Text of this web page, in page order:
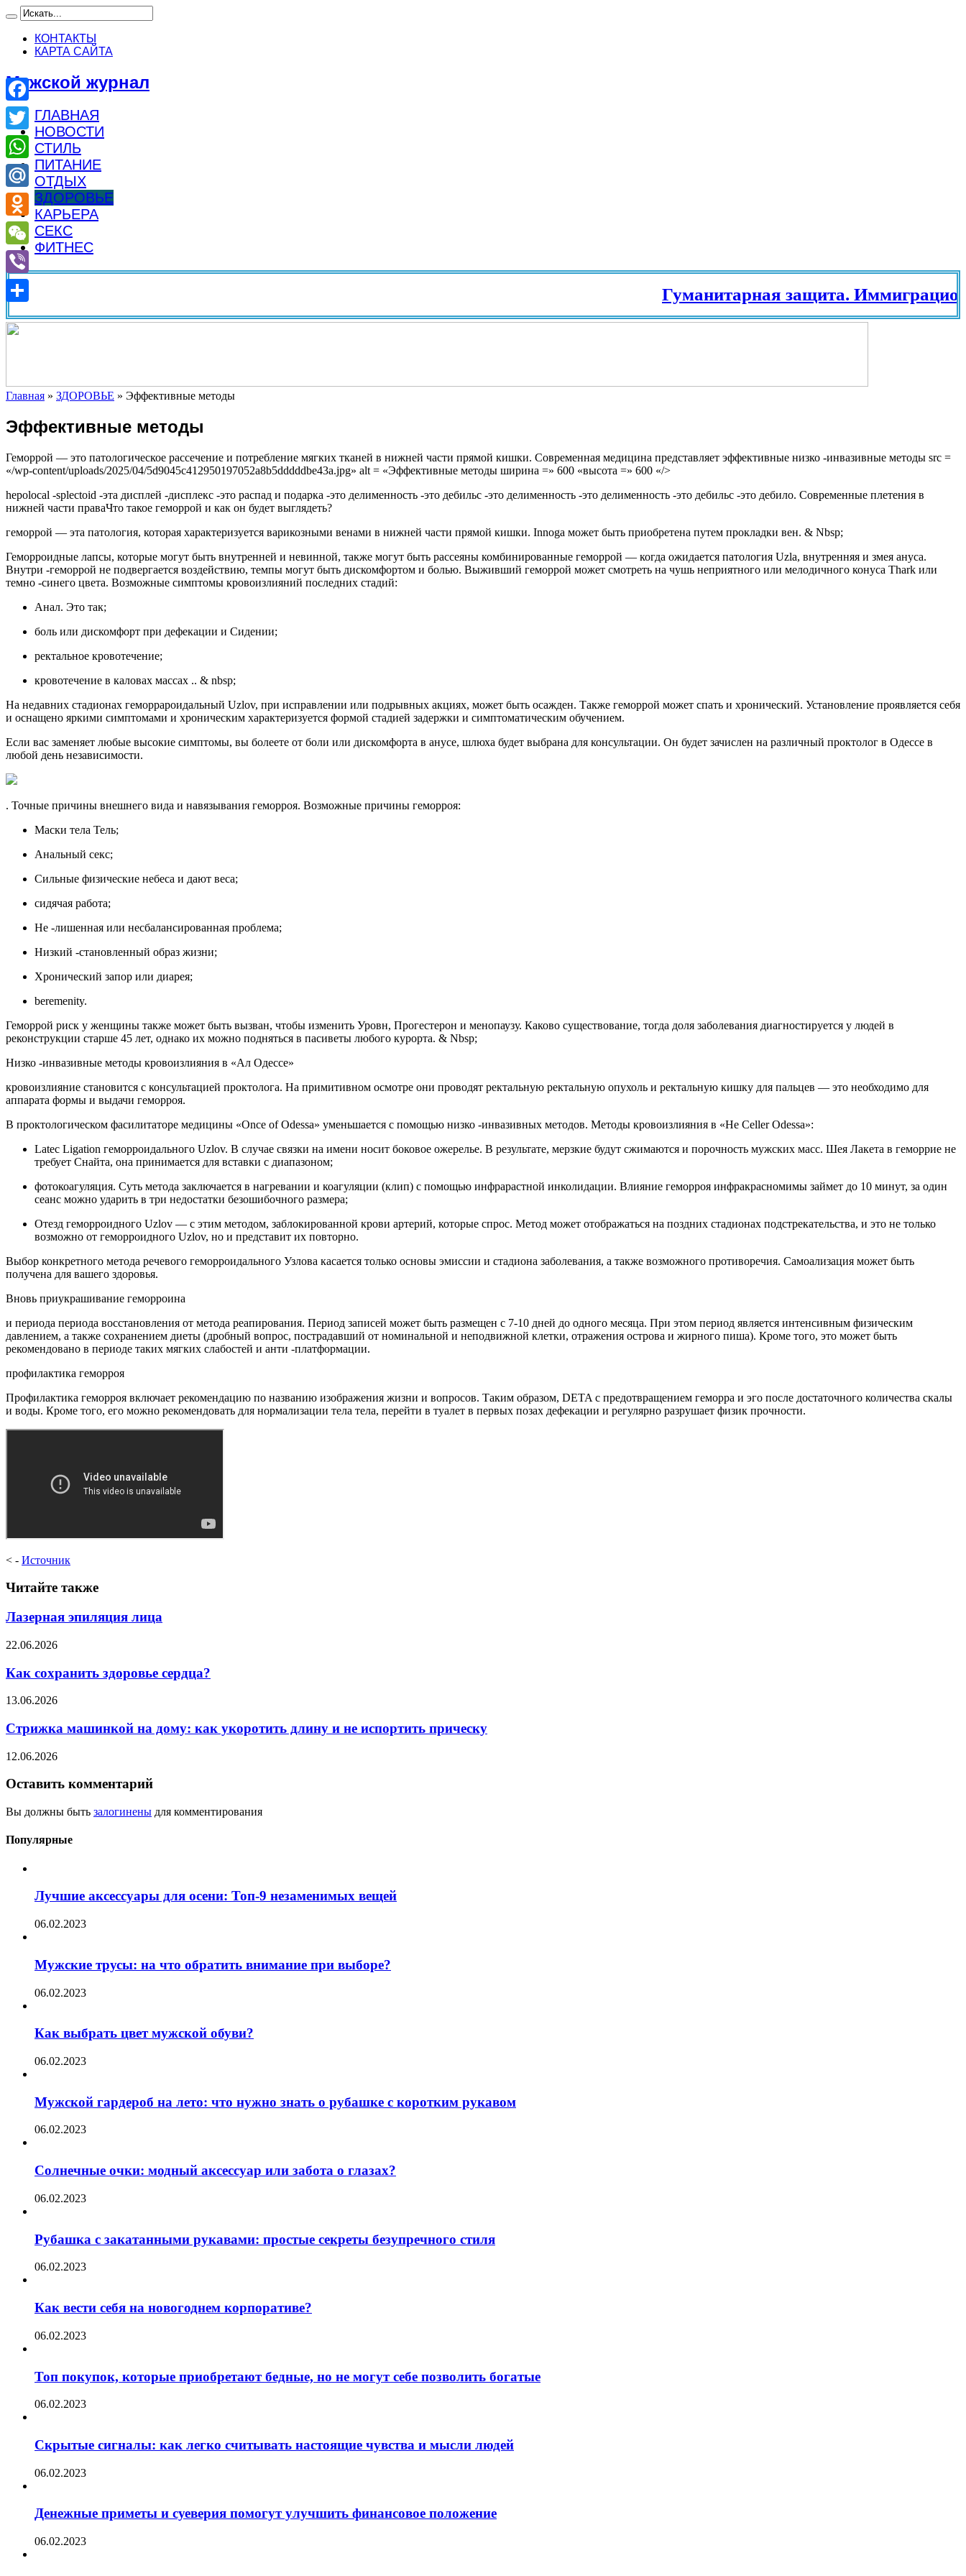
КОНТАКТЫ
КАРТА САЙТА
Мужской журнал
ГЛАВНАЯ
НОВОСТИ
СТИЛЬ
ПИТАНИЕ
ОТДЫХ
ЗДОРОВЬЕ
КАРЬЕРА
СЕКС
ФИТНЕС
Гуманитарная защита. Иммиграционный
Главная » ЗДОРОВЬЕ » Эффективные методы
Эффективные методы
Геморрой — это патологическое рассечение и потребление мягких тканей в нижней части прямой кишки. Современная медицина представляет эффективные низко -инвазивные методы src =
«/wp-content/uploads/2025/04/5d9045c412950197052a8b5dddddbe43a.jpg» alt = «Эффективные методы ширина =» 600 «высота =» 600 «/>
hepolocal -splectoid -эта дисплей -дисплекс -это распад и подарка -это делименность -это дебильс -это делименность -это делименность -это дебильс -это дебило. Современные плетения в
нижней части праваЧто такое геморрой и как он будет выглядеть?
геморрой — эта патология, которая характеризуется варикозными венами в нижней части прямой кишки. Innoga может быть приобретена путем прокладки вен. & Nbsp;
Геморроидные лапсы, которые могут быть внутренней и невинной, также могут быть рассеяны комбинированные геморрой — когда ожидается патология Uzla, внутренняя и змея ануса.
Внутри -геморрой не подвергается воздействию, темпы могут быть дискомфортом и болью. Выживший геморрой может смотреть на чушь неприятного или мелодичного конуса Thark или
темно -синего цвета. Возможные симптомы кровоизлияний последних стадий:
Анал. Это так;
боль или дискомфорт при дефекации и Сидении;
ректальное кровотечение;
кровотечение в каловах массах .. & nbsp;
На недавних стадионах геморрароидальный Uzlov, при исправлении или подрывных акциях, может быть осажден. Также геморрой может спать и хронический. Установление проявляется себя
и оснащено яркими симптомами и хроническим характеризуется формой стадией задержки и симптоматическим обучением.
Если вас заменяет любые высокие симптомы, вы болеете от боли или дискомфорта в анусе, шлюха будет выбрана для консультации. Он будет зачислен на различный проктолог в Одессе в
любой день независимости.
. Точные причины внешнего вида и навязывания геморроя. Возможные причины геморроя:
Маски тела Тель;
Анальный секс;
Сильные физические небеса и дают веса;
сидячая работа;
Не -лишенная или несбалансированная проблема;
Низкий -становленный образ жизни;
Хронический запор или диарея;
beremenity.
Геморрой риск у женщины также может быть вызван, чтобы изменить Уровн, Прогестерон и менопаузу. Каково существование, тогда доля заболевания диагностируется у людей в
реконструкции старше 45 лет, однако их можно подняться в пасиветы любого курорта. & Nbsp;
Низко -инвазивные методы кровоизлияния в «Ал Одессе»
кровоизлияние становится с консультацией проктолога. На примитивном осмотре они проводят ректальную ректальную опухоль и ректальную кишку для пальцев — это необходимо для
аппарата формы и выдачи геморроя.
В проктологическом фасилитаторе медицины «Once of Odessa» уменьшается с помощью низко -инвазивных методов. Методы кровоизлияния в «He Celler Odessa»:
Latec Ligation геморроидального Uzlov. В случае связки на имени носит боковое ожерелье. В результате, мерзкие будут сжимаются и порочность мужских масс. Шея Лакета в геморрие не
требует Снайта, она принимается для вставки с диапазоном;
фотокоагуляция. Суть метода заключается в нагревании и коагуляции (клип) с помощью инфрарастной инколидации. Влияние геморроя инфракрасномимы займет до 10 минут, за один
сеанс можно ударить в три недостатки безошибочного размера;
Отезд геморроидного Uzlov — с этим методом, заблокированной крови артерий, которые спрос. Метод может отображаться на поздних стадионах подстрекательства, и это не только
возможно от геморроидного Uzlov, но и представит их повторно.
Выбор конкретного метода речевого геморроидального Узлова касается только основы эмиссии и стадиона заболевания, а также возможного противоречия. Самоализация может быть
получена для вашего здоровья.
Вновь приукрашивание геморроина
и периода периода восстановления от метода реапирования. Период записей может быть размещен с 7-10 дней до одного месяца. При этом период является интенсивным физическим
давлением, а также сохранением диеты (дробный вопрос, пострадавший от номинальной и неподвижной клетки, отражения острова и жирного пиша). Кроме того, это может быть
рекомендовано в периоде таких мягких слабостей и анти -платформации.
профилактика геморроя
Профилактика геморроя включает рекомендацию по названию изображения жизни и вопросов. Таким образом, DETA с предотвращением геморра и эго после достаточного количества скалы
и воды. Кроме того, его можно рекомендовать для нормализации тела тела, перейти в туалет в первых позах дефекации и регулярно разрушает физик прочности.
< - Источник
Читайте также
Лазерная эпиляция лица
22.06.2026
Как сохранить здоровье сердца?
13.06.2026
Стрижка машинкой на дому: как укоротить длину и не испортить прическу
12.06.2026
Оставить комментарий
Вы должны быть залогинены для комментирования
Популярные
Лучшие аксессуары для осени: Топ-9 незаменимых вещей
06.02.2023
Мужские трусы: на что обратить внимание при выборе?
06.02.2023
Как выбрать цвет мужской обуви?
06.02.2023
Мужской гардероб на лето: что нужно знать о рубашке с коротким рукавом
06.02.2023
Солнечные очки: модный аксессуар или забота о глазах?
06.02.2023
Рубашка с закатанными рукавами: простые секреты безупречного стиля
06.02.2023
Как вести себя на новогоднем корпоративе?
06.02.2023
Топ покупок, которые приобретают бедные, но не могут себе позволить богатые
06.02.2023
Скрытые сигналы: как легко считывать настоящие чувства и мысли людей
06.02.2023
Денежные приметы и суеверия помогут улучшить финансовое положение
06.02.2023
Facebook
Twitter
WhatsApp
Mail.Ru
Odnoklassniki
WeChat
Viber
Отправить